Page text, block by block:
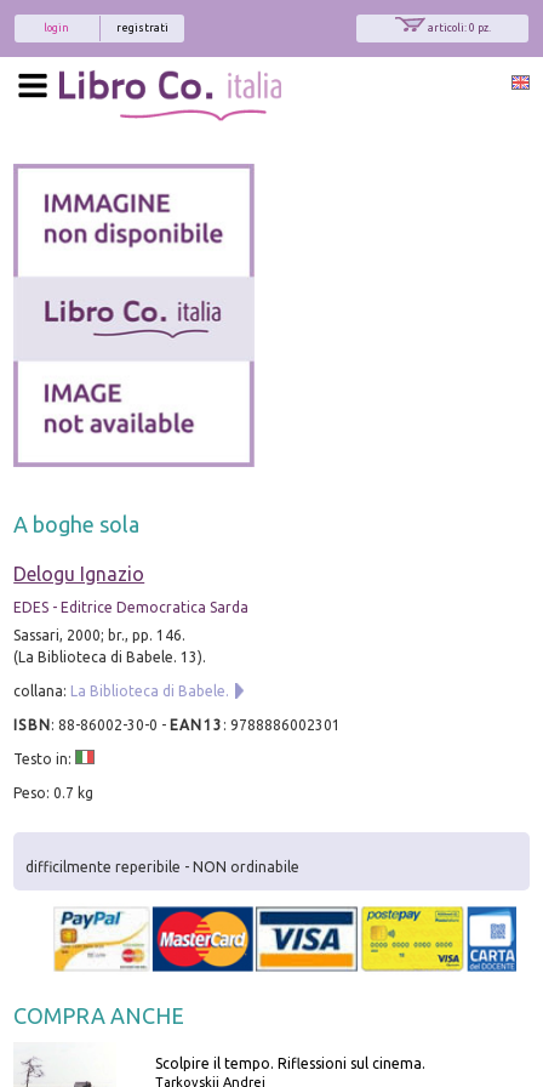
articoli: 0 pz.
registrati
login
A boghe sola
Delogu Ignazio
EDES - Editrice Democratica Sarda
Sassari, 2000; br., pp. 146.
(La Biblioteca di Babele. 13).
collana: La Biblioteca di Babele.
ISBN:88-86002-30-0 - EAN13 :9788886002301
Testo in:
Peso: 0.7 kg
difficilmente reperibile - NON ordinabile
COMPRA ANCHE
Scolpire il tempo. Riflessioni sul cinema.
Tarkovskij Andrej